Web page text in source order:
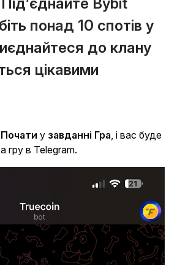
Bybit
понад 10 спотів у
до клану
цікавими
Почати у завданні Гра, і вас буде
гру в Telegram.